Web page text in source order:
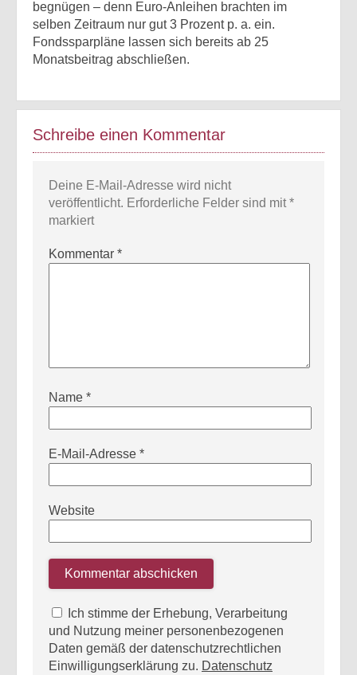
begnügen – denn Euro-Anleihen brachten im
selben Zeitraum nur gut 3 Prozent p. a. ein.
Fondssparpläne lassen sich bereits ab 25
Monatsbeitrag abschließen.
Schreibe einen Kommentar
Deine E-Mail-Adresse wird nicht
veröffentlicht. Erforderliche Felder sind mit*
markiert
Kommentar *
Name *
E-Mail-Adresse *
Website
Ich stimme der Erhebung, Verarbeitung
und Nutzung meiner personenbezogenen
Daten gemäß der datenschutzrechtlichen
Einwilligungserklärung zu. Datenschutz